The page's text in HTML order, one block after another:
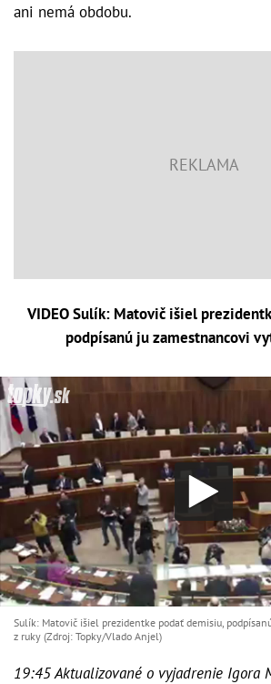
ani nemá obdobu.
VIDEO Sulík: Matovič išiel
podpísanú ju zamestnancovi
Sulík: Matovič išiel prezidentke podať demisiu,
z ruky (Zdroj: Topky/Vlado Anjel)
19:45 Aktualizované o vyjadrenie Igora